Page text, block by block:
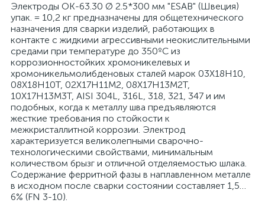
Электроды ОК-63.30 Ø 2.5*300 мм "ESAB" (Швеция)
упак. = 10,2 кг предназначены для общетехнического
назначения для сварки изделий, работающих в
контакте с жидкими агрессивными неокислительными
средами при температуре до 350ºС из
коррозионностойких хромоникелевых и
хромоникельмолибденовых сталей марок 03Х18Н10,
08Х18Н10Т, 02Х17Н11М2, 08Х17Н13М2Т,
10Х17Н13М3Т, AISI 304L, 316L, 318, 321, 347 и им
подобных, когда к металлу шва предъявляются
жесткие требования по стойкости к
межкристаллитной коррозии. Электрод
характеризуется великолепными сварочно-
технологическими свойствами, минимальным
количеством брызг и отличной отделяемостью шлака.
Содержание ферритной фазы в наплавленном металле
в исходном после сварки состоянии составляет 1,5…
6% (FN 3-10).